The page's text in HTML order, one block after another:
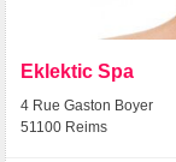
Eklektic Spa
4 Rue Gaston Boyer
51100 Reims